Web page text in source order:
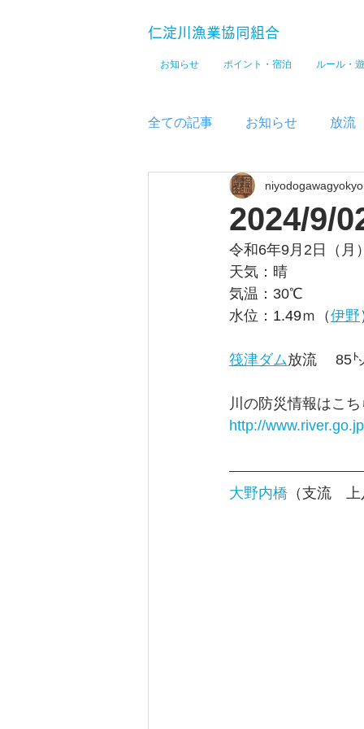
仁淀川漁業協同組合
お知らせ ポイント・宿泊 ルール・
全ての記事 お知らせ 放流
メディア
2024/9/
令和6年9月2日（月
天気：晴
気温：30℃
水位： 1.49ｍ（伊野
筏津ダム放流 　
川の防災情報はこち
http://www.river.go.jp
大野内橋 （支流　